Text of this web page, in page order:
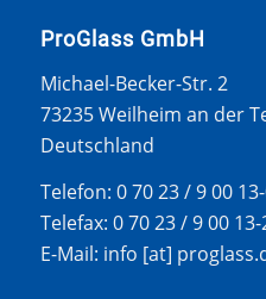
ProGlass GmbH
Michael-Becker-Str. 2
73235 Weilheim an der
Deutschland
Telefon: 0 70 23 / 9 00
Telefax: 0 70 23 / 9 00 13-
E-Mail: info [at]